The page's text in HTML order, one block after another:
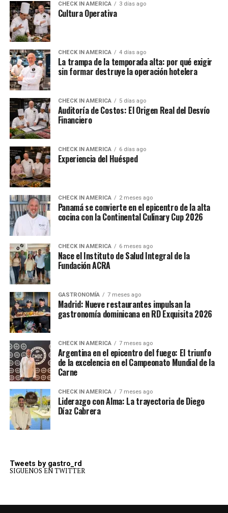
CHECK IN AMERICA 3 días ago
Cultura Operativa
CHECK IN AMERICA 4 días ago
La trampa de la temporada alta: por qué exigir
sin formar destruye la operación hotelera
CHECK IN AMERICA 5 días ago
Auditoría de Costos: El Origen Real del Desvío
Financiero
CHECK IN AMERICA 6 días ago
Experiencia del Huésped
CHECK IN AMERICA 2 meses ago
Panamá se convierte en el epicentro de la alta
cocina con la Continental Culinary Cup 2026
CHECK IN AMERICA 6 meses ago
Nace el Instituto de Salud Integral de la
Fundación ACRA
GASTRONOMÍA 7 meses ago
Madrid: Nueve restaurantes impulsan la
gastronomía dominicana en RD Exquisita 2026
CHECK IN AMERICA 7 meses ago
Argentina en el epicentro del fuego: El triunfo
de la excelencia en el Campeonato Mundial de la
Carne
CHECK IN AMERICA 7 meses ago
Liderazgo con Alma: La trayectoria de Diego
Díaz Cabrera
Tweets by gastro_rd
SIGUENOS EN TWITTER